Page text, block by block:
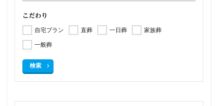
こだわり
自宅プラン 直葬 一日葬
家族葬
一般葬
検索